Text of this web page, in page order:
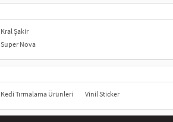
Kral Şakir
Super Nova
Kedi Tırmalama Ürünleri Vinil Sticker